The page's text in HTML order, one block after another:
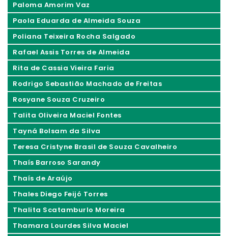
Paloma Amorim Vaz
Paola Eduarda de Almeida Souza
Poliana Teixeira Rocha Salgado
Rafael Assis Torres de Almeida
Rita de Cassia Vieira Faria
Rodrigo Sebastião Machado de Freitas
Rosyane Souza Cruzeiro
Talita Oliveira Maciel Fontes
Tayná Bolsam da Silva
Teresa Cristyne Brasil de Souza Cavalheiro
Thaís Barroso Sarandy
Thaís de Araújo
Thales Diego Feijó Torres
Thalita Scatamburlo Moreira
Thamara Lourdes Silva Maciel